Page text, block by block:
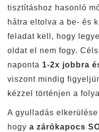
tisztításhoz hasonló
hátra eltolva a be- és
feladat kell, hogy
oldat el nem fogy.
naponta 1-2x jobbra
viszont mindig
kézzel történjen a
A gyulladás
hogy a zárókapocs